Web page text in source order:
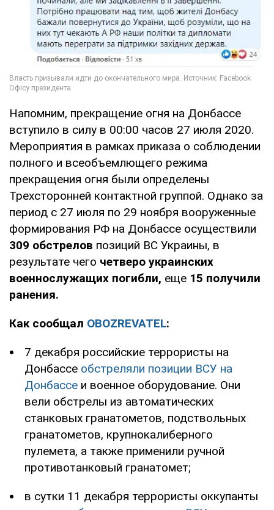
Напомним, прекращение огня на Донбассе
вступило в силу в 00:00 часов 27 июля 2020.
Мероприятия в рамках приказа о соблюдении
полного и всеобъемлющего режима
прекращения огня были определены
Трехсторонней контактной группой. Однако за
период с 27 июля по 29 ноября вооруженные
формирования РФ на Донбассе осуществили
309 обстрелов позиций ВС Украины, в
результате чего четверо украинских
военнослужащих погибли, еще 15 получили
ранения.
Как сообщал OBOZREVATEL:
7 декабря российские террористы на
Донбассе обстреляли позиции ВСУ на
Донбассе и военное оборудование. Они
вели обстрелы из автоматических
станковых гранатометов, подствольных
гранатометов, крупнокалиберного
пулемета, а также применили ручной
противотанковый гранатомет;
в сутки 11 декабря террористы оккупанты